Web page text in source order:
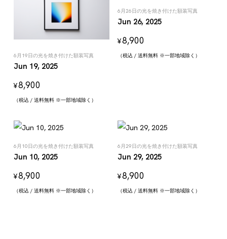
6月19日の光を焼き付けた額装写真
Jun 19, 2025
¥8,900
（税込 / 送料無料 ※一部地域除く）
6月26日の光を焼き付けた額装写真
Jun 26, 2025
¥8,900
（税込 / 送料無料 ※一部地域除く）
6月10日の光を焼き付けた額装写真
Jun 10, 2025
¥8,900
（税込 / 送料無料 ※一部地域除く）
6月29日の光を焼き付けた額装写真
Jun 29, 2025
¥8,900
（税込 / 送料無料 ※一部地域除く）